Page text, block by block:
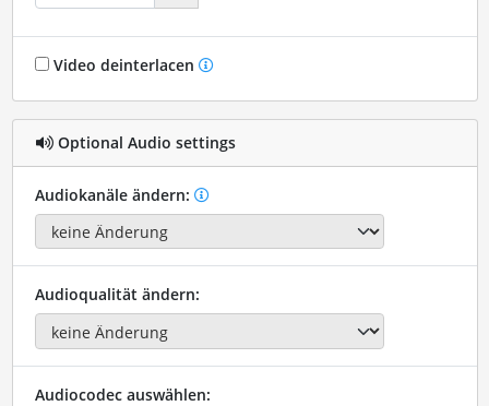
Video deinterlacen
Optional Audio settings
Audiokanäle ändern:
Audioqualität ändern:
Audiocodec auswählen: